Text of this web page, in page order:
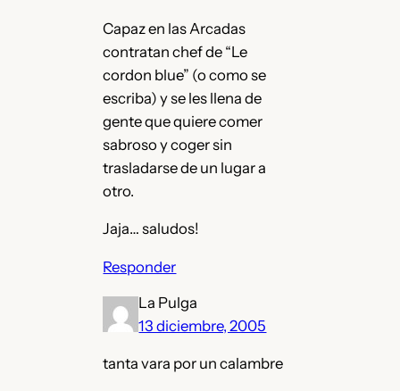
Capaz en las Arcadas
contratan chef de “Le
cordon blue” (o como se
escriba) y se les llena de
gente que quiere comer
sabroso y coger sin
trasladarse de un lugar a
otro.
Jaja… saludos!
Responder
La Pulga
13 diciembre, 2005
tanta vara por un calambre